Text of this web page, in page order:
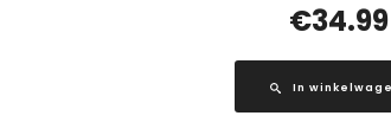
€34.99
In